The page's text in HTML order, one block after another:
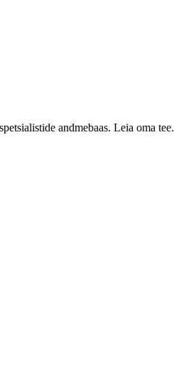
andmebaas. Leia oma tee.